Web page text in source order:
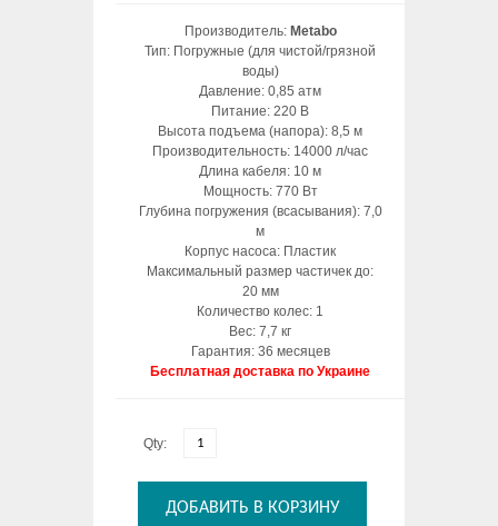
Производитель: Metabo
Тип: Погружные (для чистой/грязной
воды)
Давление: 0,85 атм
Питание: 220 В
Высота подъема (напора): 8,5 м
Производительность: 14000 л/час
Длина кабеля: 10 м
Мощность: 770 Вт
Глубина погружения (всасывания): 7,0
м
Корпус насоса: Пластик
Максимальный размер частичек до:
20 мм
Количество колес: 1
Вес: 7,7 кг
Гарантия: 36 месяцев
Бесплатная доставка по Украине
Qty:
ДОБАВИТЬ В КОРЗИНУ